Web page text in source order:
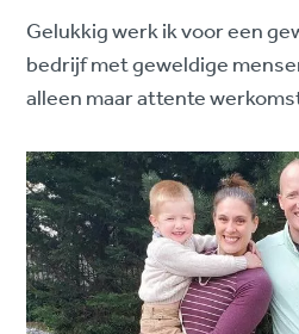
Gelukkig werk ik voor een
bedrijf met geweldige
alleen maar attente